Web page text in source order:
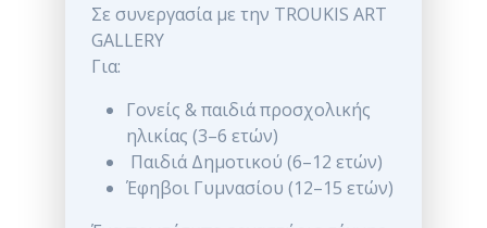
Σε συνεργασία με την TROUKIS ART
GALLERY
Για:
Γονείς & παιδιά προσχολικής
ηλικίας (3–6 ετών)
Παιδιά Δημοτικού (6–12 ετών)
Έφηβοι Γυμνασίου (12–15 ετών)